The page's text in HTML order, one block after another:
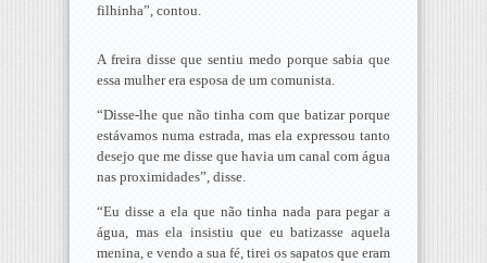
filhinha”, contou.
A freira disse que sentiu medo porque sabia que
essa mulher era esposa de um comunista.
“Disse-lhe que não tinha com que batizar porque
estávamos numa estrada, mas ela expressou tanto
desejo que me disse que havia um canal com água
nas proximidades”, disse.
“Eu disse a ela que não tinha nada para pegar a
água, mas ela insistiu que eu batizasse aquela
menina, e vendo a sua fé, tirei os sapatos que eram